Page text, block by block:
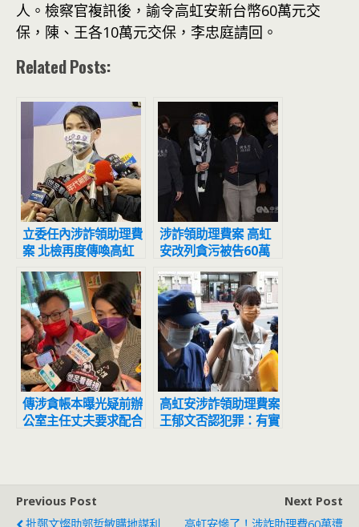
人。檢察官複訊後，諭令高虹安新台幣60萬元交
保，陳、王各10萬元交保，李忠庭請回。
Related Posts:
立委任內涉詐領助理費
案 北檢再度傳喚高虹
安說明
涉詐領助理費案 高虹
安改列貪污被告60萬
元交保
傳涉貪帳本曝光疑前辦
公室主任丈夫要求配合
高虹安涉詐領助理費案
王郁文否認犯罪：有實
Previous Post
Next Post